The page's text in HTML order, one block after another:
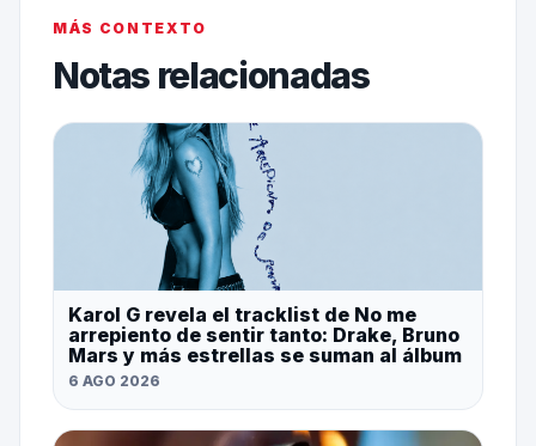
MÁS CONTEXTO
Notas relacionadas
Karol G revela el tracklist de No me
arrepiento de sentir tanto: Drake, Bruno
Mars y más estrellas se suman al álbum
6 AGO 2026